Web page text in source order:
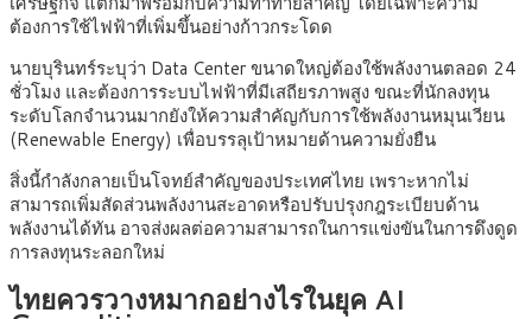
ต้องการใช้ไฟฟ้าที่เพิ่มขึ้นอย่างก้าวกระโดด
นายบุรินทร์ระบุว่า Data Center ขนาดใหญ่ต้องใช้พลังงานตลอด 24
ชั่วโมง และต้องการระบบไฟฟ้าที่มีเสถียรภาพสูง ขณะที่นักลงทุน
ระดับโลกจำนวนมากยังให้ความสำคัญกับการใช้พลังงานหมุนเวียน
(Renewable Energy) เพื่อบรรลุเป้าหมายด้านความยั่งยืน
สิ่งนี้กำลังกลายเป็นโจทย์สำคัญของประเทศไทย เพราะหากไม่
สามารถเพิ่มสัดส่วนพลังงานสะอาดหรือปรับปรุงกฎระเบียบด้าน
พลังงานได้ทัน อาจส่งผลต่อความสามารถในการแข่งขันในการดึงดูด
การลงทุนระลอกใหม่
ไทยควรวางหมากอย่างไรในยุค AI